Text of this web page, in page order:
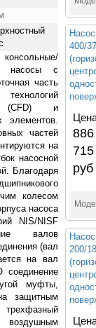
насосы с
часть
(CFD) и
элементов.
частей
на
насосной
Благодаря
колесом
насоса
NIS/NISF
валов
(вал
на вал
соединение
муфты,
защитным
воздушным
400/
886
715
руб
200/